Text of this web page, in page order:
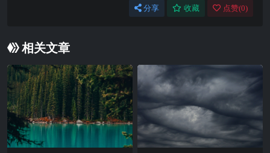
分享 收藏 点赞(0)
相关文章